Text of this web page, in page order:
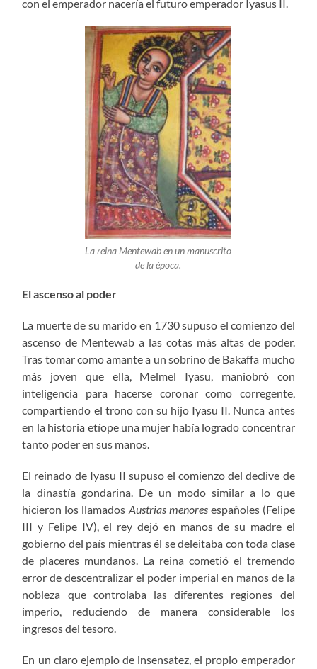
con el emperador nacería el futuro emperador Iyasus II.
La reina Mentewab en un manuscrito
de la época.
El ascenso al poder
La muerte de su marido en 1730 supuso el comienzo del
ascenso de Mentewab a las cotas más altas de poder.
Tras tomar como amante a un sobrino de Bakaffa mucho
más joven que ella, Melmel Iyasu, maniobró con
inteligencia para hacerse coronar como corregente,
compartiendo el trono con su hijo Iyasu II. Nunca antes
en la historia etíope una mujer había logrado concentrar
tanto poder en sus manos.
El reinado de Iyasu II supuso el comienzo del declive de
la dinastía gondarina. De un modo similar a lo que
hicieron los llamados Austrias menoresespañoles (Felipe
III y Felipe IV), el rey dejó en manos de su madre el
gobierno del país mientras él se deleitaba con toda clase
de placeres mundanos. La reina cometió el tremendo
error de descentralizar el poder imperial en manos de la
nobleza que controlaba las diferentes regiones del
imperio, reduciendo de manera considerable los
ingresos del tesoro.
En un claro ejemplo de insensatez, el propio emperador